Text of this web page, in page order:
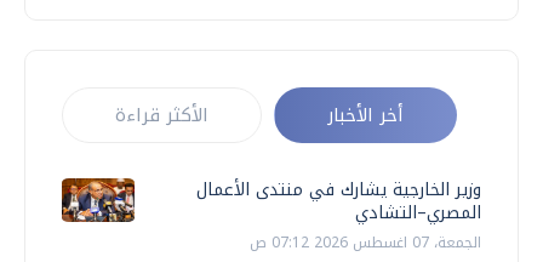
أخر الأخبار الأكثر قراءة
وزير الخارجية يشارك في منتدى الأعمال
المصري–التشادي
الجمعة، 07 اغسطس 2026 07:12 ص